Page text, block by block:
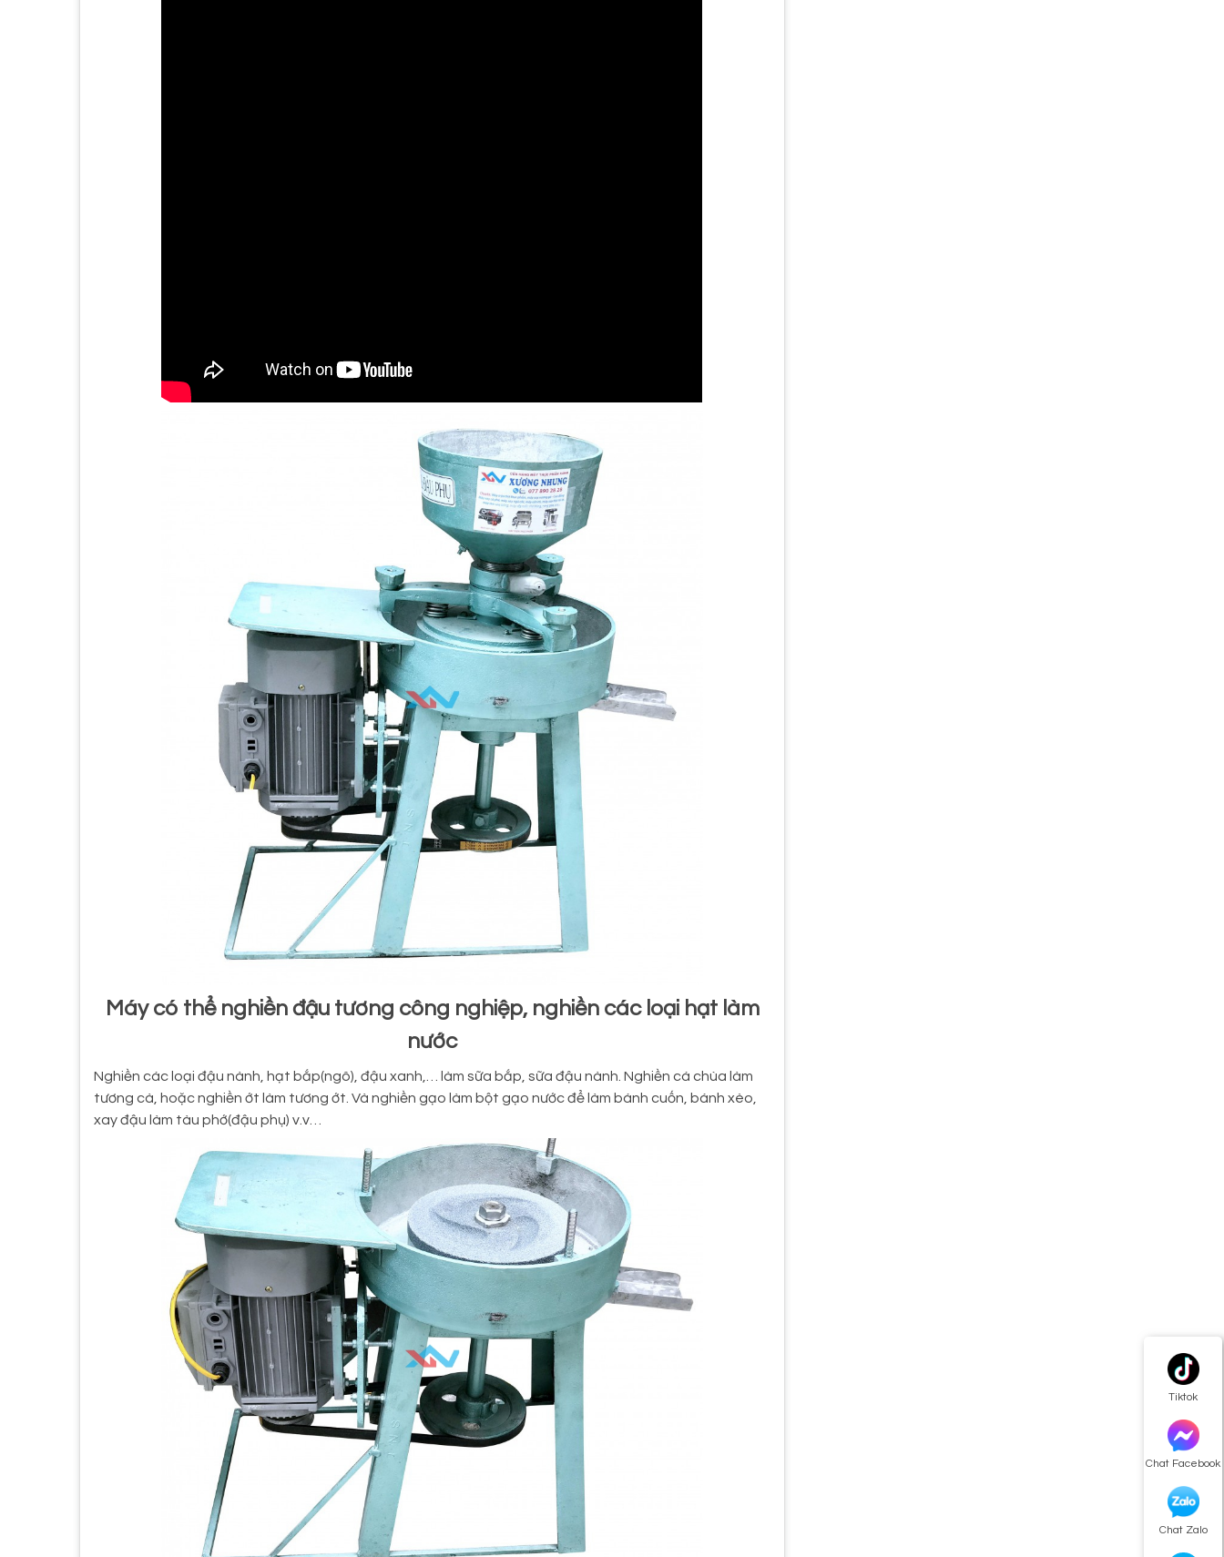
Tiktok
Chat Facebook
Chat Zalo
Máy có thể nghiền đậu tương công nghiệp, nghiền các loại hạt làm
nước
Nghiền các loại đậu nành, hạt bắp(ngô), đậu xanh,… làm sữa bắp, sữa đậu nành. Nghiền cá chùa làm
tương cà, hoặc nghiền ớt làm tương ớt. Và nghiền gạo làm bột gạo nước để làm bánh cuốn, bánh xèo,
xay đậu làm tàu phớ(đậu phụ) v.v…